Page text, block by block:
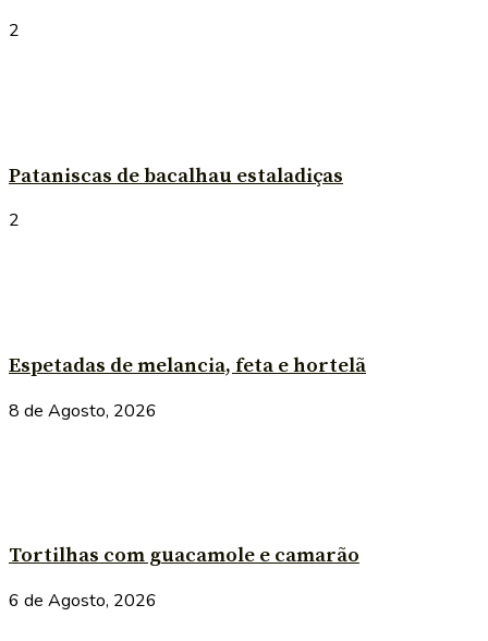
2
Pataniscas de bacalhau estaladiças
2
Espetadas de melancia, feta e hortelã
8 de Agosto, 2026
Tortilhas com guacamole e camarão
6 de Agosto, 2026